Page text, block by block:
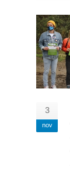
3
nov